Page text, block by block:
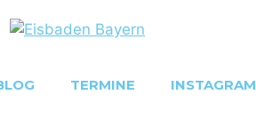
TERMINE INSTAGRAM